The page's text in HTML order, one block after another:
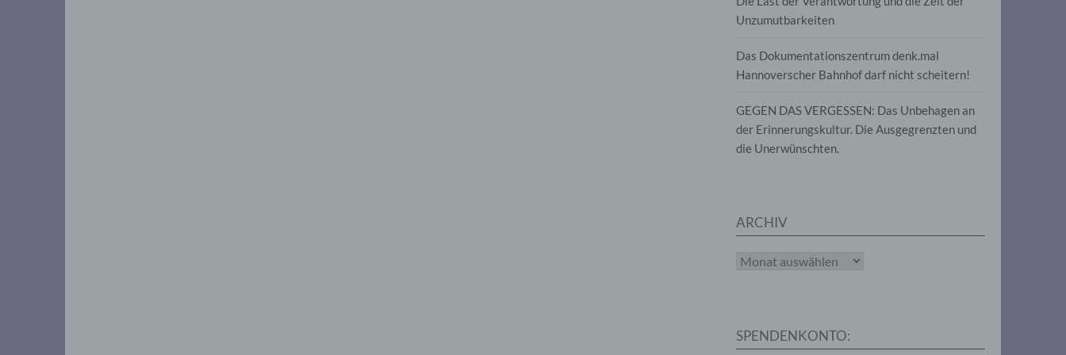
Unzumutbarkeiten
Das Dokumentationszentrum denk.mal
Hannoverscher Bahnhof darf nicht scheitern!
GEGEN DAS VERGESSEN: Das Unbehagen an
der Erinnerungskultur. Die Ausgegrenzten und
die Unerwünschten.
ARCHIV
Archiv
SPENDENKONTO:
persönliche Aspekte, die sich auf eine natürliche Person beziehen,
zu bewerten, insbesondere, um Aspekte bezüglich Arbeitsleistung,